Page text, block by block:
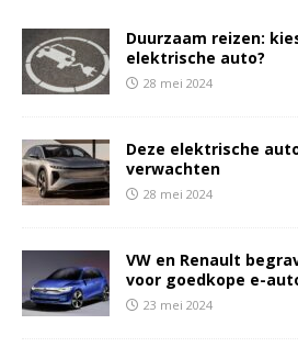
Duurzaam reizen:
elektrische auto?
28 mei 2024
Deze elektrische
verwachten
28 mei 2024
VW en Renault
voor goedkope e-
23 mei 2024